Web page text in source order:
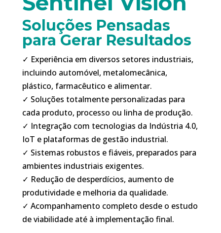
Soluções Pensadas
para Gerar Resultados
✓ Experiência em diversos setores industriais,
incluindo automóvel, metalomecânica,
plástico, farmacêutico e alimentar.
✓ Soluções totalmente personalizadas para
cada produto, processo ou linha de produção.
✓ Integração com tecnologias da Indústria 4.0,
IoT e plataformas de gestão industrial.
✓ Sistemas robustos e fiáveis, preparados para
ambientes industriais exigentes.
✓ Redução de desperdícios, aumento de
produtividade e melhoria da qualidade.
✓ Acompanhamento completo desde o estudo
de viabilidade até à implementação final.